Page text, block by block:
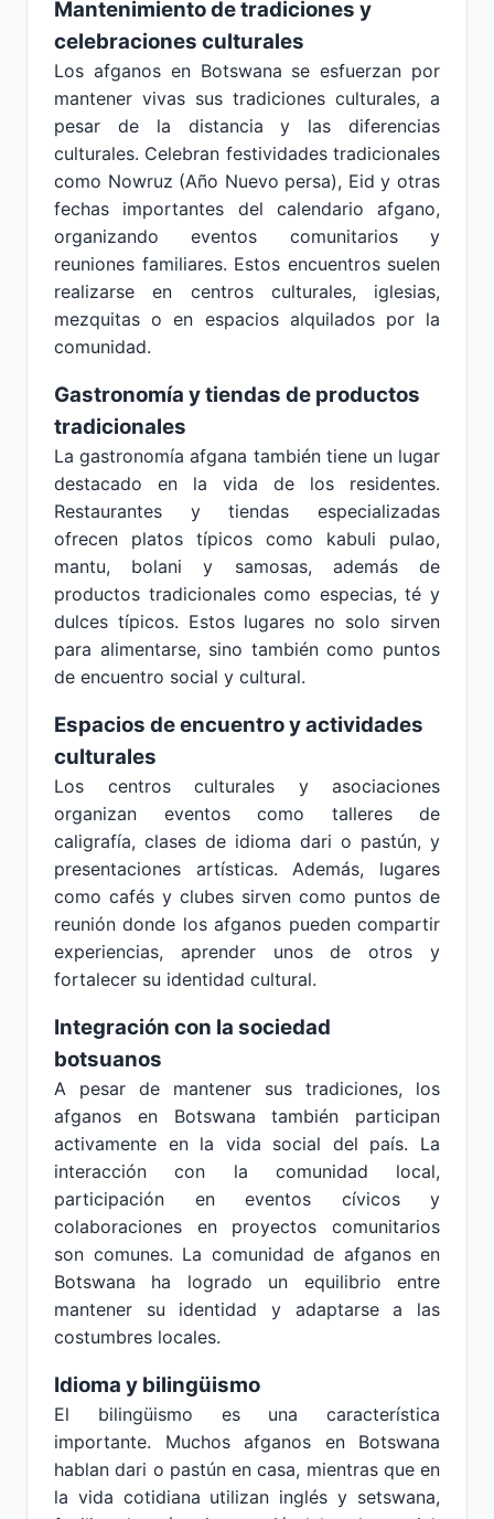
Mantenimiento de tradiciones y
celebraciones culturales
Los afganos en Botswana se esfuerzan por
mantener vivas sus tradiciones culturales, a
pesar de la distancia y las diferencias
culturales. Celebran festividades tradicionales
como Nowruz (Año Nuevo persa), Eid y otras
fechas importantes del calendario afgano,
organizando eventos comunitarios y
reuniones familiares. Estos encuentros suelen
realizarse en centros culturales, iglesias,
mezquitas o en espacios alquilados por la
comunidad.
Gastronomía y tiendas de productos
tradicionales
La gastronomía afgana también tiene un lugar
destacado en la vida de los residentes.
Restaurantes y tiendas especializadas
ofrecen platos típicos como kabuli pulao,
mantu, bolani y samosas, además de
productos tradicionales como especias, té y
dulces típicos. Estos lugares no solo sirven
para alimentarse, sino también como puntos
de encuentro social y cultural.
Espacios de encuentro y actividades
culturales
Los centros culturales y asociaciones
organizan eventos como talleres de
caligrafía, clases de idioma dari o pastún, y
presentaciones artísticas. Además, lugares
como cafés y clubes sirven como puntos de
reunión donde los afganos pueden compartir
experiencias, aprender unos de otros y
fortalecer su identidad cultural.
Integración con la sociedad
botsuanos
A pesar de mantener sus tradiciones, los
afganos en Botswana también participan
activamente en la vida social del país. La
interacción con la comunidad local,
participación en eventos cívicos y
colaboraciones en proyectos comunitarios
son comunes. La comunidad de afganos en
Botswana ha logrado un equilibrio entre
mantener su identidad y adaptarse a las
costumbres locales.
Idioma y bilingüismo
El bilingüismo es una característica
importante. Muchos afganos en Botswana
hablan dari o pastún en casa, mientras que en
la vida cotidiana utilizan inglés y setswana,